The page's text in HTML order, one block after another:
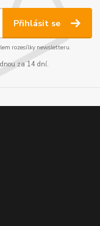
Přihlásit se
rozesílky newsletteru.
za 14 dní.